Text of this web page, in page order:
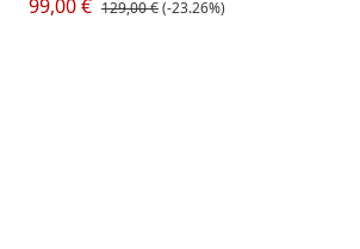
99,00 € 129,00 €(-23.26%)